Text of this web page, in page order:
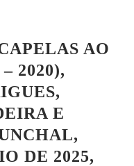
AO
2020),
E
DE 2025,